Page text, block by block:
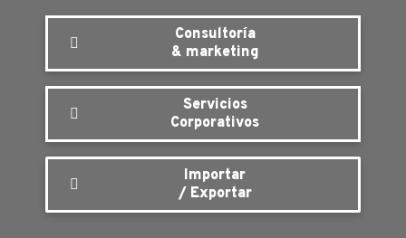
Consultoría
& marketing
Servicios
Corporativos
Importar
/ Exportar